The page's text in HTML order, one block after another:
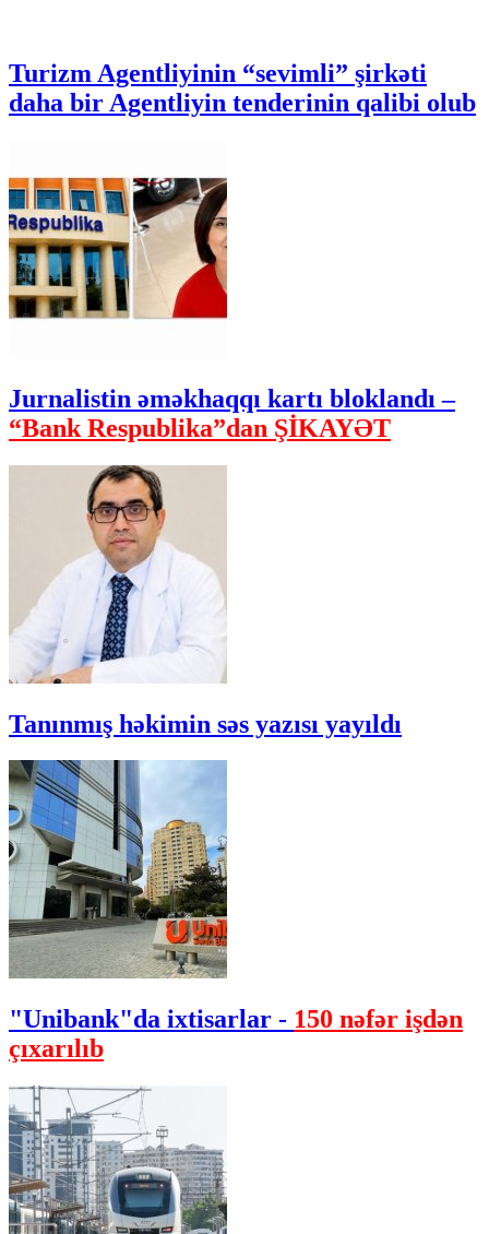
Turizm Agentliyinin “sevimli” şirkəti
daha bir Agentliyin tenderinin qalibi olub
Jurnalistin əməkhaqqı kartı bloklandı –
“Bank Respublika”dan ŞİKAYƏT
Tanınmış həkimin səs yazısı yayıldı
"Unibank"da ixtisarlar - 150 nəfər işdən
çıxarılıb